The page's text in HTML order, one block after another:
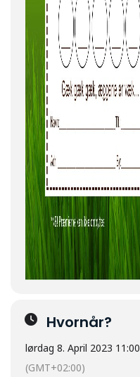
Hvornår?
lørdag 8. April 2023 11:00
(GMT+02:00)